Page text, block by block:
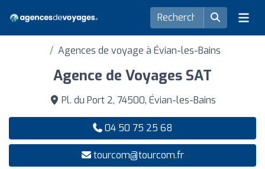
Agences de voyage à Évian-les-Bains
Agence de Voyages SAT
Pl. du Port 2, 74500, Évian-les-Bains
04 50 75 25 68
tourcom@tourcom.fr